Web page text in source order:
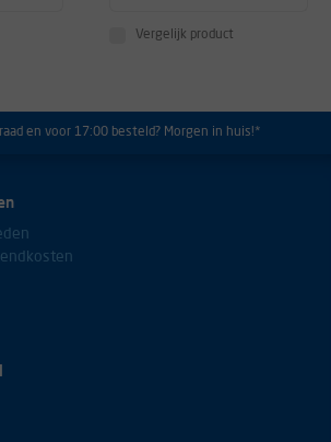
Vergelijk product
en voor 17:00 besteld? Morgen in huis!*